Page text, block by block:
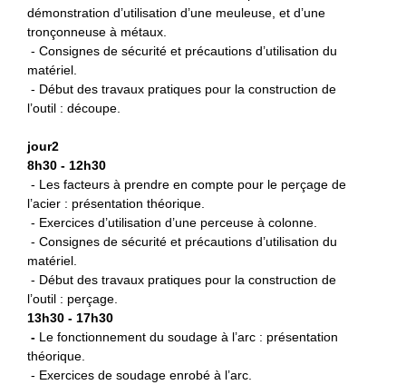
démonstration d’utilisation d’une meuleuse, et d’une
tronçonneuse à métaux.
- Consignes de sécurité et précautions d’utilisation du
matériel.
- Début des travaux pratiques pour la construction de
l’outil : découpe.
jour2
8h30 - 12h30
- Les facteurs à prendre en compte pour le perçage de
l’acier : présentation théorique.
- Exercices d’utilisation d’une perceuse à colonne.
- Consignes de sécurité et précautions d’utilisation du
matériel.
- Début des travaux pratiques pour la construction de
l’outil : perçage.
13h30 - 17h30
- L e fonctionnement du soudage à l’arc : présentation
théorique.
- Exercices de soudage enrobé à l’arc.